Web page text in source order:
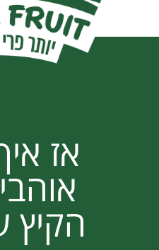
אז
הקיץ